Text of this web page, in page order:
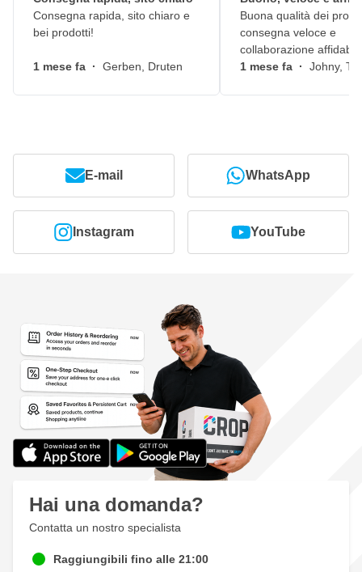
Consegna rapida, sito chiaro e
bei prodotti!
1 mese fa · Gerben, Druten
Buona qualità dei
consegna veloce e
collaborazione
1 mese fa · Johny,
E-mail WhatsApp
Instagram YouTube
Hai una domanda?
Contatta un nostro specialista
Raggiungibili fino alle 21:00